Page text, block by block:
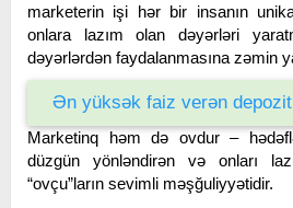
marketerin işi hər bir insanın
onlara lazım olan dəyərləri
dəyərlərdən faydalanmasına zəmin
Ən yüksək faiz verən depozit
Marketinq həm də ovdur –
düzgün yönləndirən və onları
“ovçu”ların sevimli məşğuliyyətidir.